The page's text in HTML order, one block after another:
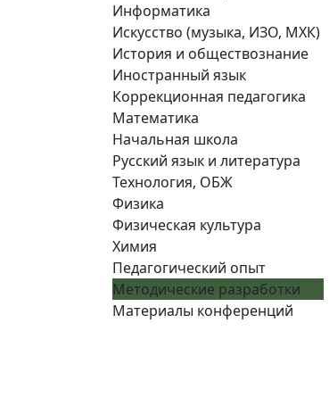
Информатика
Искусство (музыка, ИЗО, МХК)
История и обществознание
Иностранный язык
Коррекционная педагогика
Математика
Начальная школа
Русский язык и литература
Технология, ОБЖ
Физика
Физическая культура
Химия
Педагогический опыт
Методические разработки
Материалы конференций